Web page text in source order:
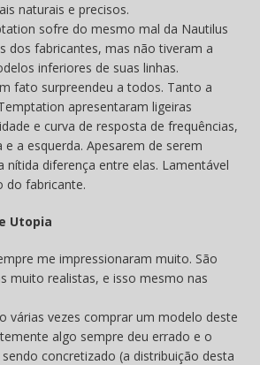
naturais e precisos.
sofre do mesmo mal da Nautilus
dos fabricantes, mas não tiveram a
inferiores de suas linhas.
fato surpreendeu a todos. Tanto a
apresentaram ligeiras
e curva de resposta de frequências,
a esquerda. Apesarem de serem
nítida diferença entre elas. Lamentável
do fabricante.
Utopia
me impressionaram muito. São
muito realistas, e isso mesmo nas
várias vezes comprar um modelo deste
algo sempre deu errado e o
concretizado (a distribuição desta